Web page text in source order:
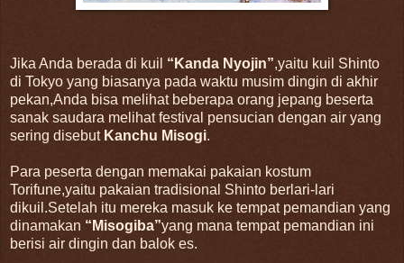
Jika Anda berada di kuil “Kanda Nyojin”,yaitu kuil Shinto
di Tokyo yang biasanya pada waktu musim dingin di akhir
pekan,Anda bisa melihat beberapa orang jepang beserta
sanak saudara melihat festival pensucian dengan air yang
sering disebut Kanchu Misogi.
Para peserta dengan memakai pakaian kostum
Torifune,yaitu pakaian tradisional Shinto berlari-lari
dikuil.Setelah itu mereka masuk ke tempat pemandian yang
dinamakan “Misogiba”yang mana tempat pemandian ini
berisi air dingin dan balok es.